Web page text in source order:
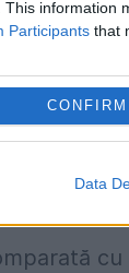
This information
Participants that
CONFIRM
Data
School